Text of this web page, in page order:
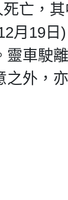
亡，
月19日
車駛
外，